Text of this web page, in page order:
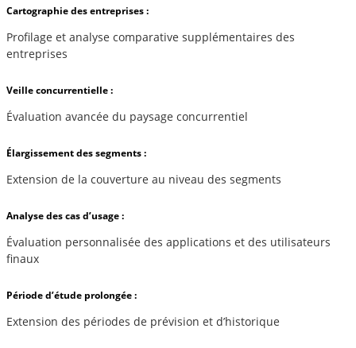
Cartographie des entreprises :
Profilage et analyse comparative supplémentaires des
entreprises
Veille concurrentielle :
Évaluation avancée du paysage concurrentiel
Élargissement des segments :
Extension de la couverture au niveau des segments
Analyse des cas d’usage :
Évaluation personnalisée des applications et des utilisateurs
finaux
Période d’étude prolongée :
Extension des périodes de prévision et d’historique